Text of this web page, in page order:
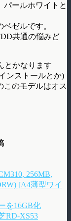
パールホワイトと
ゼルです。
共通の悩みど
とかなります
ンストールとか)
このモデルはオス
256MB,
[A4薄型ワイ
を16GB化
RD-XS53